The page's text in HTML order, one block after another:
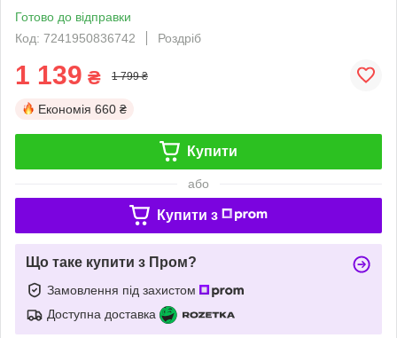
Готово до відправки
Код: 7241950836742
Роздріб
1 139 ₴ 1 799 ₴
Економія 660 ₴
Купити
або
Купити з
Що таке купити з Пром?
Замовлення під захистом
Доступна доставка